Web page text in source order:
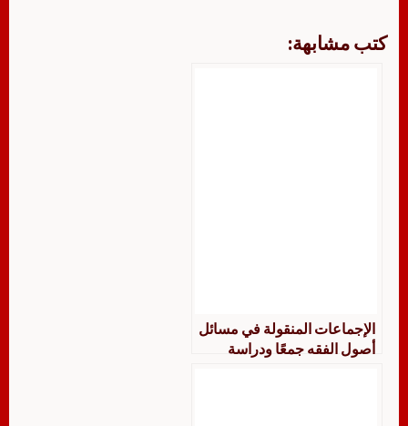
كتب مشابهة:
الإجماعات المنقولة في مسائل
أصول الفقه جمعًا ودراسة